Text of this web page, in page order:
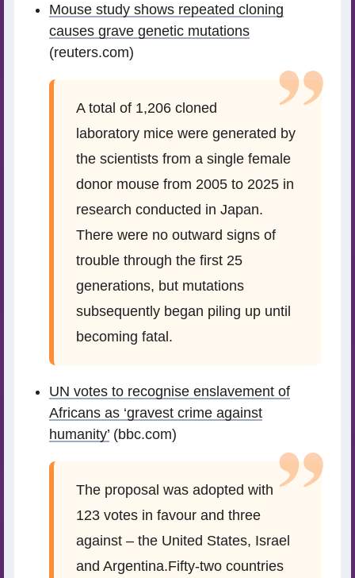
Mouse study shows repeated cloning
causes grave genetic mutations
(reuters.com)
A total of 1,206 cloned
laboratory mice were generated by
the scientists from a single female
donor mouse from 2005 ‌to 2025 in
research conducted in Japan.
There were no outward signs of
trouble through the first 25
generations, but mutations
subsequently began piling up until
becoming fatal.
UN votes to recognise enslavement of
Africans as ‘gravest crime against
humanity’ (bbc.com)
The proposal was adopted with
123 votes in favour and three
against – the United States, Israel
and Argentina.Fifty-two countries